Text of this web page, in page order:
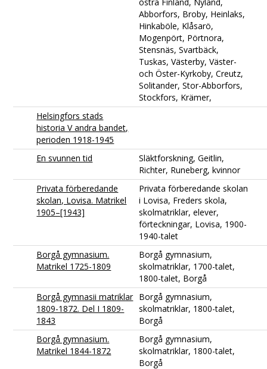
Abborfors, Broby, Heinlaks,
Hinkaböle, Klåsarö,
Mogenpört, Pörtnora,
Stensnäs, Svartbäck,
Tuskas, Västerby, Väster-
och Öster-Kyrkoby, Creutz,
Solitander, Stor-Abborfors,
Stockfors, Krämer,
Helsingfors stads
historia V andra bandet,
perioden 1918-1945
En svunnen tid
Släktforskning, Geitlin,
Richter, Runeberg, kvinnor
Privata förberedande
skolan, Lovisa. Matrikel
1905–[1943]
Privata förberedande skolan
i Lovisa, Freders skola,
skolmatriklar, elever,
förteckningar, Lovisa, 1900-
1940-talet
Borgå gymnasium.
Matrikel 1725-1809
Borgå gymnasium,
skolmatriklar, 1700-talet,
1800-talet, Borgå
Borgå gymnasii matriklar
1809-1872. Del I 1809-
1843
Borgå gymnasium,
skolmatriklar, 1800-talet,
Borgå
Borgå gymnasium.
Matrikel 1844-1872
Borgå gymnasium,
skolmatriklar, 1800-talet,
Borgå